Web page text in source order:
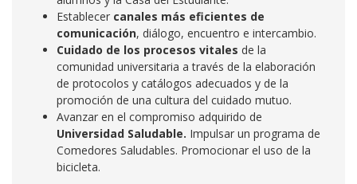
Establecer canales más eficientes de
comunicación, diálogo, encuentro e intercambio.
Cuidado de los procesos vitales de la
comunidad universitaria a través de la elaboración
de protocolos y catálogos adecuados y de la
promoción de una cultura del cuidado mutuo.
Avanzar en el compromiso adquirido de
Universidad Saludable. Impulsar un programa de
Comedores Saludables. Promocionar el uso de la
bicicleta.